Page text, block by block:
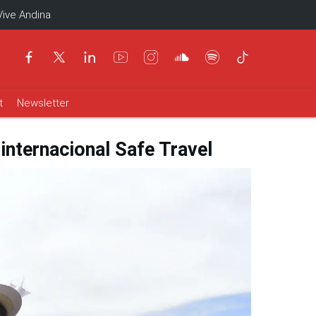
Andina
Newsletter
Safe Travel